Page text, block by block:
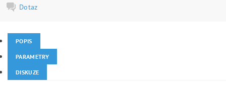
Dotaz
POPIS
PARAMETRY
DISKUZE